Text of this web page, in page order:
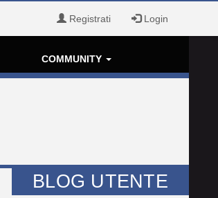
Registrati Login
COMMUNITY
BLOG UTENTE